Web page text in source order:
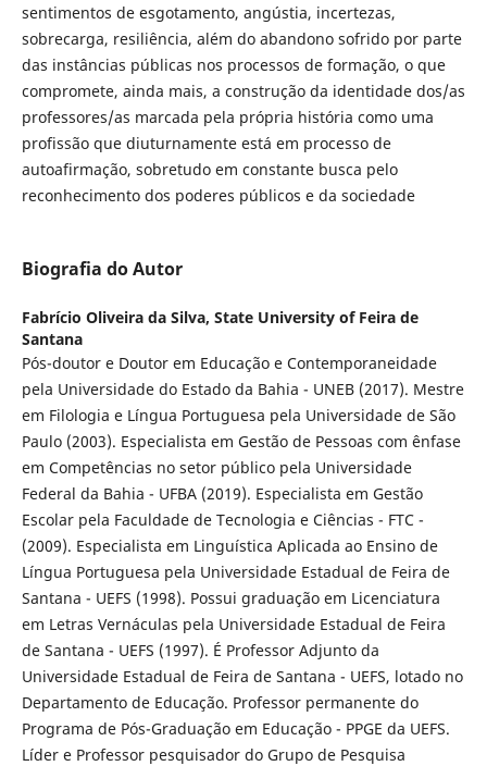
sentimentos de esgotamento, angústia, incertezas,
sobrecarga, resiliência, além do abandono sofrido por parte
das instâncias públicas nos processos de formação, o que
compromete, ainda mais, a construção da identidade dos/as
professores/as marcada pela própria história como uma
profissão que diuturnamente está em processo de
autoafirmação, sobretudo em constante busca pelo
reconhecimento dos poderes públicos e da sociedade
Biografia do Autor
Fabrício Oliveira da Silva, State University of Feira de
Santana
Pós-doutor e Doutor em Educação e Contemporaneidade
pela Universidade do Estado da Bahia - UNEB (2017). Mestre
em Filologia e Língua Portuguesa pela Universidade de São
Paulo (2003). Especialista em Gestão de Pessoas com ênfase
em Competências no setor público pela Universidade
Federal da Bahia - UFBA (2019). Especialista em Gestão
Escolar pela Faculdade de Tecnologia e Ciências - FTC -
(2009). Especialista em Linguística Aplicada ao Ensino de
Língua Portuguesa pela Universidade Estadual de Feira de
Santana - UEFS (1998). Possui graduação em Licenciatura
em Letras Vernáculas pela Universidade Estadual de Feira
de Santana - UEFS (1997). É Professor Adjunto da
Universidade Estadual de Feira de Santana - UEFS, lotado no
Departamento de Educação. Professor permanente do
Programa de Pós-Graduação em Educação - PPGE da UEFS.
Líder e Professor pesquisador do Grupo de Pesquisa